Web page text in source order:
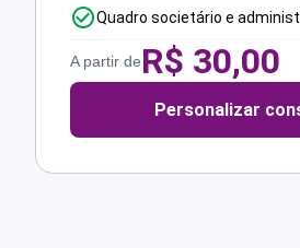
Quadro societário e
A partir deR$ 30,00
Personalizar